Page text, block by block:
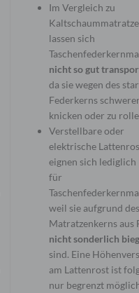
Im Vergleich zu
lassen sich
nicht so gut
da sie wegen des
Federkerns
knicken oder zu
Verstellbare oder
elektrische
eignen sich lediglich
für
weil sie aufgrund des
Matratzenkerns aus
nicht sonderlich
sind. Eine
am Lattenrost ist
nur begrenzt